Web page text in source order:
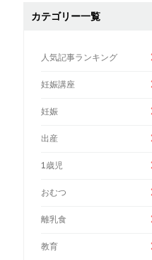
カテゴリー一覧
人気記事ランキング
妊娠講座
妊娠
出産
1歳児
おむつ
離乳食
教育